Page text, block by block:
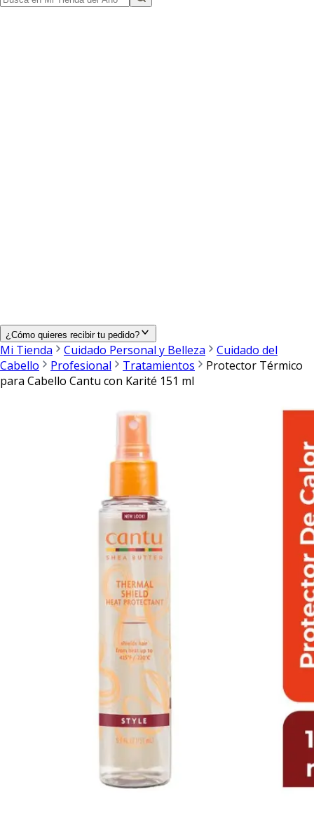
¿Cómo quieres recibir tu pedido?
Mi Tienda Cuidado Personal y Belleza
Cuidado del
Cabello
Profesional Tratamientos
Protector Térmico
para Cabello Cantu con Karité 151 ml